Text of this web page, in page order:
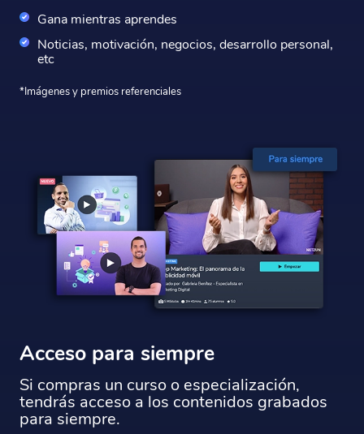
Gana mientras aprendes
Noticias, motivación, negocios, desarrollo personal,
etc
*Imágenes y premios referenciales
Acceso para siempre
Si compras un curso o especialización,
tendrás acceso a los contenidos grabados
para siempre.